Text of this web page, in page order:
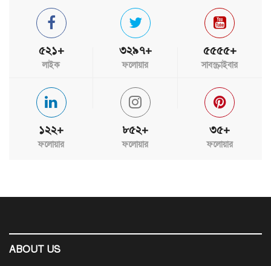
৫২১+
লাইক
৩২৯৭+
ফলোয়ার
৫৫৫৫+
সাবস্ক্রাইবার
১২২+
ফলোয়ার
৮৫২+
ফলোয়ার
৩৫+
ফলোয়ার
ABOUT US